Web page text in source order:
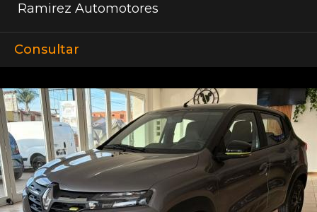
Ramirez Automotores
Consultar